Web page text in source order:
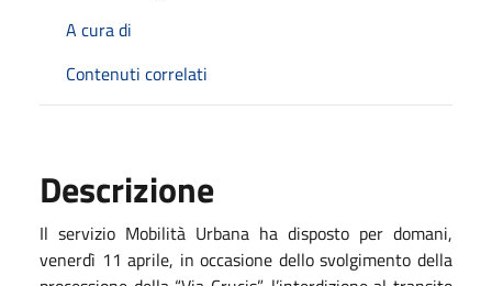
A cura di
Contenuti correlati
Descrizione
Il servizio Mobilità Urbana ha disposto per domani,
venerdì 11 aprile, in occasione dello svolgimento della